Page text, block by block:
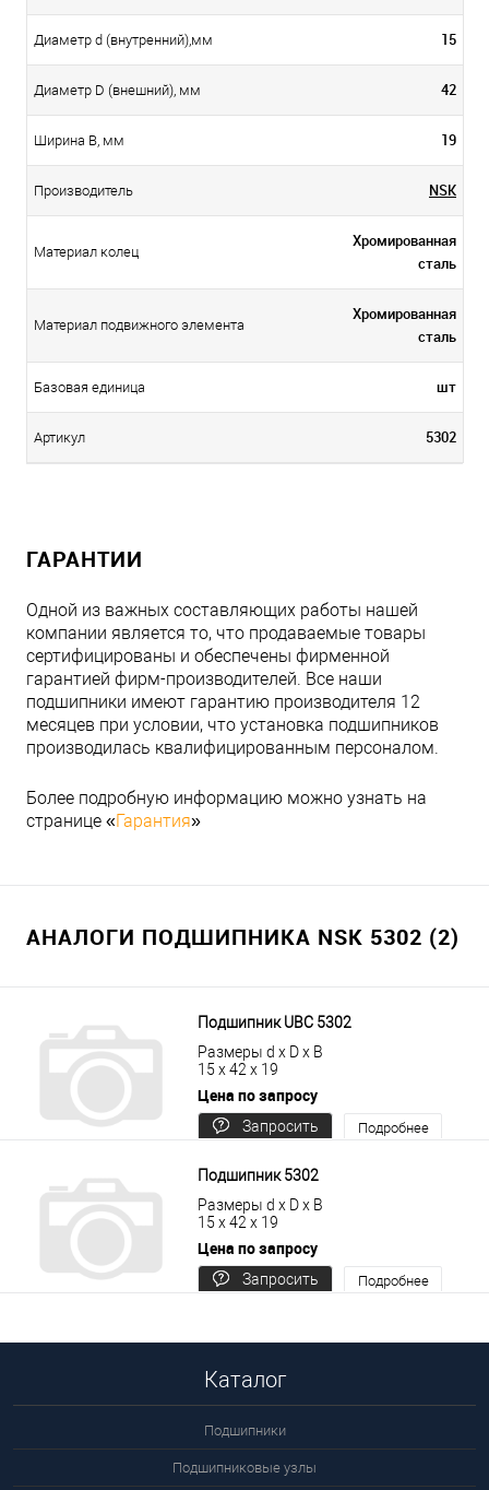
Диаметр d (внутренний),мм 15
Диаметр D (внешний), мм 42
Ширина B, мм 19
Производитель NSK
Материал колец
Хромированная
сталь
Материал подвижного элемента
Хромированная
сталь
Базовая единица шт
Артикул 5302
ГАРАНТИИ
Одной из важных составляющих работы нашей
компании является то, что продаваемые товары
сертифицированы и обеспечены фирменной
гарантией фирм-производителей. Все наши
подшипники имеют гарантию производителя 12
месяцев при условии, что установка подшипников
производилась квалифицированным персоналом.
Более подробную информацию можно узнать на
странице «Гарантия»
АНАЛОГИ ПОДШИПНИКА NSK 5302 (2)
Подшипник UBC 5302
Размеры d x D x B
15 x 42 x 19
Цена по запросу
Запросить
Подробнее
Подшипник 5302
Размеры d x D x B
15 x 42 x 19
Цена по запросу
Запросить
Подробнее
Каталог
Подшипники
Подшипниковые узлы